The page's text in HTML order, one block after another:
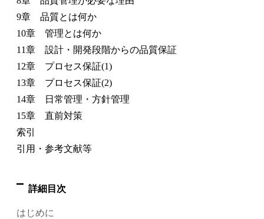
9章 品質とは何か
10章 管理とは何か
11章 設計・開発段階からの品質保証
12章 プロセス保証(1)
13章 プロセス保証(2)
14章 日常管理・方針管理
15章 直前対策
索引
引用・参考文献等
詳細目次
はじめに